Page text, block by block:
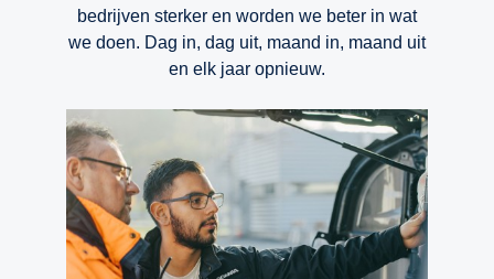
bedrijven sterker en worden we beter in wat
we doen. Dag in, dag uit, maand in, maand uit
en elk jaar opnieuw.